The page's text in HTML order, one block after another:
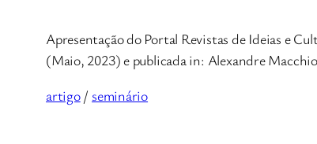
Apresentação do Portal Revistas de Ideias e
(Maio, 2023) e publicada in: Alexandre
artigo/seminário